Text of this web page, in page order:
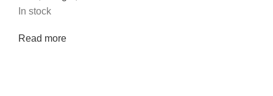
In stock
Read more